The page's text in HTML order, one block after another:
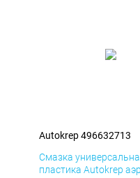
Autokrep 496632713
Смазка
пластика Autokrep